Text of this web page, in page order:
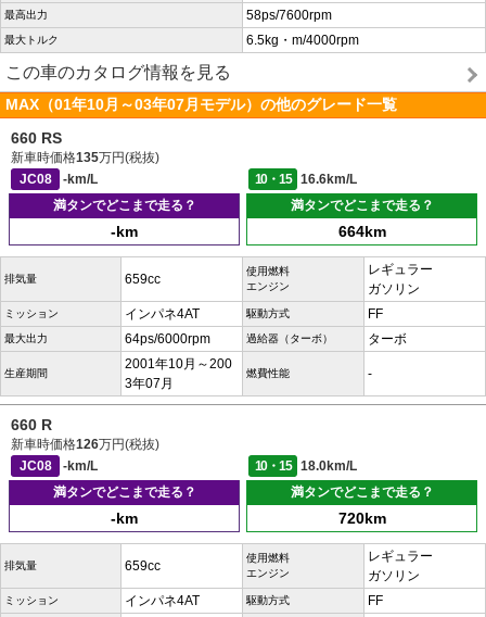
最高出力 58ps/7600rpm
最大トルク 6.5kg・m/4000rpm
この車のカタログ情報を見る
MAX（01年10月～03年07月モデル）の他のグレード一覧
660 RS
新車時価格135万円(税抜)
JC08
-km/L 10・15
16.6km/L
満タンでどこまで走る？
-km
満タンでどこまで走る？
664km
排気量 659cc
使用燃料
エンジン
レギュラー
ガソリン
ミッション インパネ4AT 駆動方式 FF
最大出力 64ps/6000rpm 過給器（ターボ） ターボ
生産期間
2001年10月～200
3年07月
燃費性能 -
660 R
新車時価格126万円(税抜)
JC08
-km/L 10・15
18.0km/L
満タンでどこまで走る？
-km
満タンでどこまで走る？
720km
排気量 659cc
使用燃料
エンジン
レギュラー
ガソリン
ミッション インパネ4AT 駆動方式 FF